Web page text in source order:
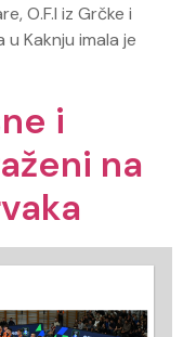
O.F.I iz Grčke i
u Kaknju imala je
i
na